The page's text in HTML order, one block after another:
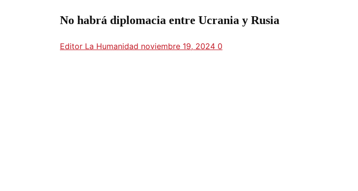
No habrá diplomacia entre Ucrania y Rusia
Editor La Humanidad noviembre 19, 2024 0